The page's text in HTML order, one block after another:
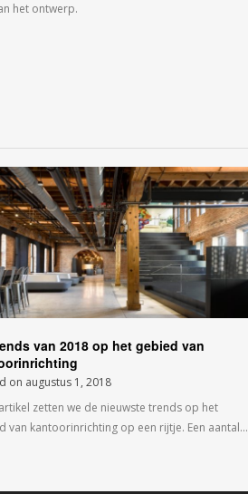
het ontwerp.
van 2018 op het gebied van
on augustus 1, 2018
zetten we de nieuwste trends op het
van kantoorinrichting op een rijtje. Een aantal…